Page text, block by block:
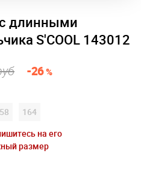
длинными
S'COOL 143012
-26%
164
на его
размер